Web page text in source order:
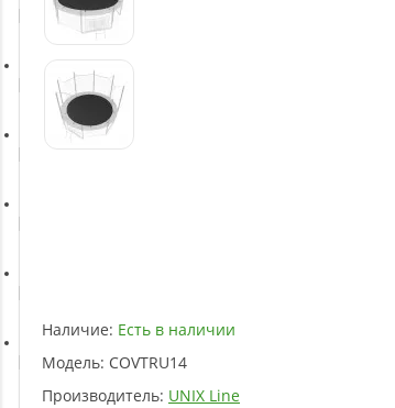
Баскетбольное оборудование
Массажное оборудование
Игротека
Аэробика и фитнес
Наличие: Есть в наличии
Модель: COVTRU14
Производитель: UNIX Line